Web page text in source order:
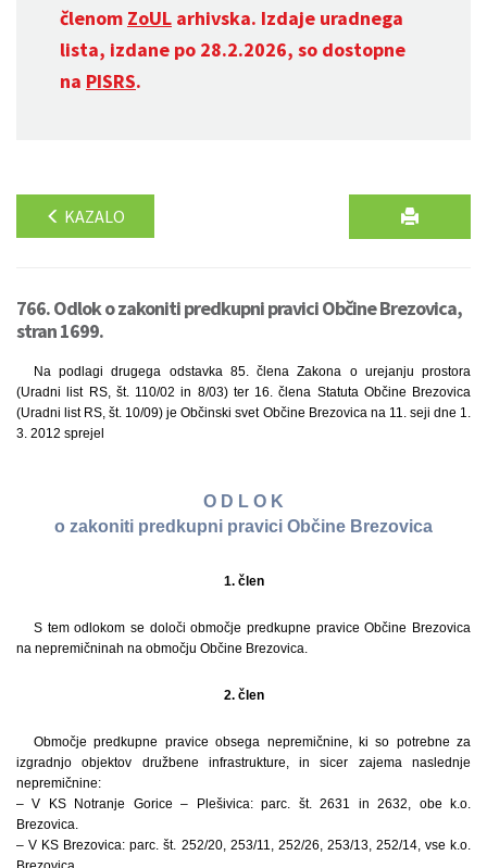
členom ZoUL arhivska. Izdaje uradnega
lista, izdane po 28.2.2026, so dostopne
na PISRS.
KAZALO
766. Odlok o zakoniti predkupni pravici Občine Brezovica,
stran 1699.
Na podlagi drugega odstavka 85. člena Zakona o urejanju prostora
(Uradni list RS, št. 110/02 in 8/03) ter 16. člena Statuta Občine Brezovica
(Uradni list RS, št. 10/09) je Občinski svet Občine Brezovica na 11. seji dne 1.
3. 2012 sprejel
O D L O K
o zakoniti predkupni pravici Občine Brezovica
1. člen
S tem odlokom se določi območje predkupne pravice Občine Brezovica
na nepremičninah na območju Občine Brezovica.
2. člen
Območje predkupne pravice obsega nepremičnine, ki so potrebne za
izgradnjo objektov družbene infrastrukture, in sicer zajema naslednje
nepremičnine:
– V KS Notranje Gorice – Plešivica: parc. št. 2631 in 2632, obe k.o.
Brezovica.
– V KS Brezovica: parc. št. 252/20, 253/11, 252/26, 253/13, 252/14, vse k.o.